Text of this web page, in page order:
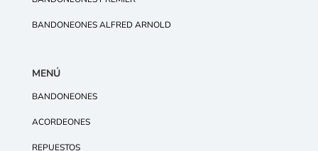
BANDONEONES ALFRED ARNOLD
MENÚ
BANDONEONES
ACORDEONES
REPUESTOS